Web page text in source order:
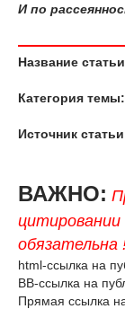
И по
Название
Категория темы:
Источник
ВАЖНО:
обязательна
html-ссылка на
BB-ссылка на
Прямая ссылка